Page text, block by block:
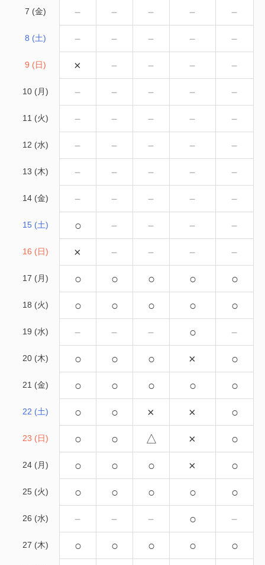
7 (金) － － － － －
8 (土) － － － － －
9 (日) × － － － －
10 (月) － － － － －
11 (火) － － － － －
12 (水) － － － － －
13 (木) － － － － －
14 (金) － － － － －
15 (土) ○ － － － －
16 (日) × － － － －
17 (月) ○ ○ ○ ○ ○
18 (火) ○ ○ ○ ○ ○
19 (水) － － － ○ －
20 (木) ○ ○ ○ × ○
21 (金) ○ ○ ○ ○ ○
22 (土) ○ ○ × × ○
23 (日) ○ ○ △ × ○
24 (月) ○ ○ ○ × ○
25 (火) ○ ○ ○ ○ ○
26 (水) － － － ○ －
27 (木) ○ ○ ○ ○ ○